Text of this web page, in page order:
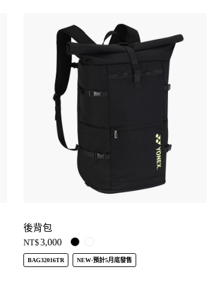
後背包
NT$3,000
BAG32016TR NEW-預計5月底發售